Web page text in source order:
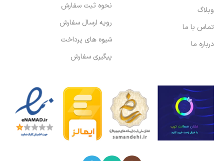
وبلاگ
تماس با ما
درباره ما
نحوه ثبت سفارش
رویه ارسال سفارش
شیوه های پرداخت
پیگیری سفارش